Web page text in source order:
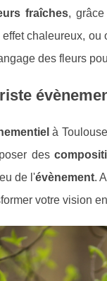
fraîches,
chaleureux, ou
des fleurs
à
des
de l'évènement.
votre vision